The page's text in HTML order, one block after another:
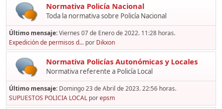
Normativa Policía Nacional
Toda la normativa sobre Policía Nacional
Último mensaje:Viernes 07 de Enero de 2022. 11:28 horas.
Expedición de permisos d... por Dikxon
Normativa Policías Autonómicas y Locales
Normativa referente a Policía Local
Último mensaje: Domingo 23 de Abril de 2023. 22:56 horas.
SUPUESTOS POLICIA LOCAL porepsm